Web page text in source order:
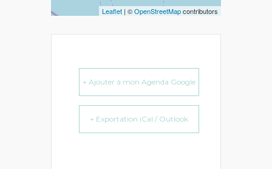
Leaflet | ©OpenStreetMapcontributors
+ Ajouter à mon Agenda Google
+ Exportation iCal / Outlook